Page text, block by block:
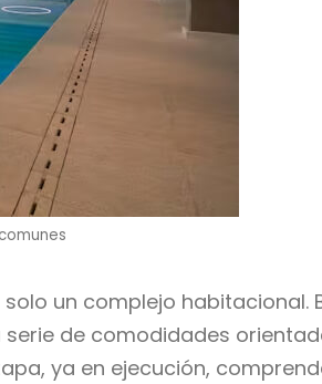
comunes
un complejo
de comodidades
ya en ejecución,